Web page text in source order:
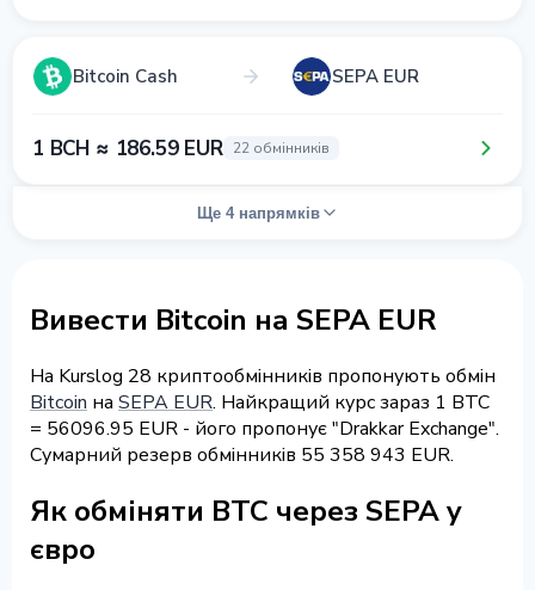
Bitcoin Cash SEPA EUR
1 BCH ≈ 186.59 EUR 22 обмінників
Ще 4 напрямків
Вивести Bitcoin на SEPA EUR
На Kurslog 28 криптообмінників пропонують обмін
Bitcoin на SEPA EUR. Найкращий курс зараз 1 BTC
= 56096.95 EUR - його пропонує "Drakkar Exchange".
Сумарний резерв обмінників 55 358 943 EUR.
Як обміняти BTC через SEPA у
євро